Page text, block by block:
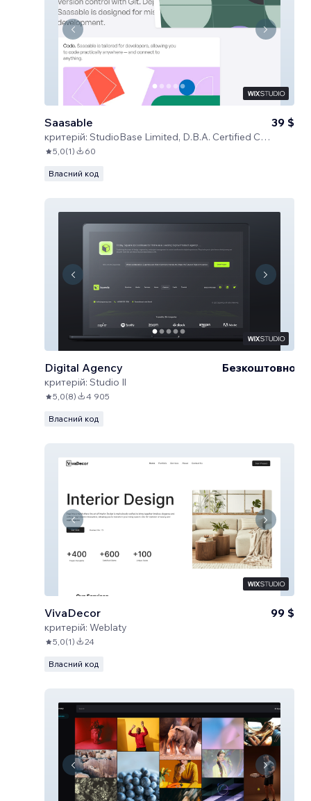
Saasable
критерій: StudioBase Limited, D.B.A. Certified Code
39 $
5,0(1) 60
Власний код
Digital Agency
критерій: Studio Il
Безкоштовно
5,0(8) 4 905
Власний код
VivaDecor
критерій: Weblaty
99 $
5,0(1) 24
Власний код